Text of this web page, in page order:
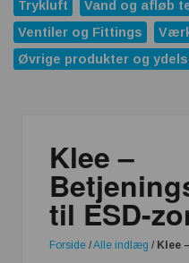
Trykluft
Vand og afløb
Ventiler og Fittings
Øvrige produkter og
Klee –
til ESD-
Forside /Alle indlæg / Klee